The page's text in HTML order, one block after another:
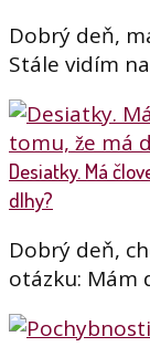
Dobrý deň,
Stále vidím
Desiatky. Má
dlhy?
Dobrý deň,
otázku: Mám